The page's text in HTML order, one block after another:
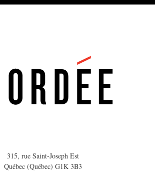
315, rue Saint-Joseph Est
Québec (Québec) G1K 3B3